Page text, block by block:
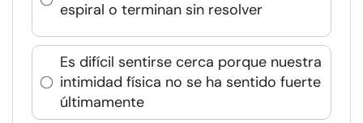
espiral o terminan sin resolver
Es difícil sentirse cerca porque nuestra
intimidad física no se ha sentido fuerte
últimamente